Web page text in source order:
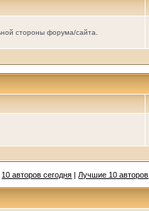
стороны форума/сайта.
10 авторов сегодня | Лучшие 10 авторов